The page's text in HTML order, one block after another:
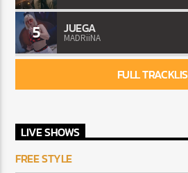
5 JUEGA
MADRiiNA
FULL
LIVE SHOWS
FREE STYLE